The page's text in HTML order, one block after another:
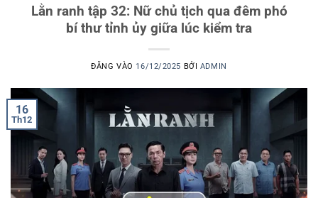
Lằn ranh tập 32: Nữ chủ tịch qua đêm phó
bí thư tỉnh ủy giữa lúc kiểm tra
ĐĂNG VÀO 16/12/2025 BỞI ADMIN
16
Th12